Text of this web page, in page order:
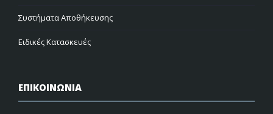
Συστήματα Αποθήκευσης
Ειδικές Κατασκευές
ΕΠΙΚΟΙΝΩΝΙΑ